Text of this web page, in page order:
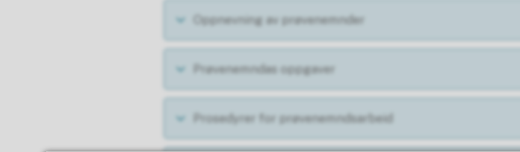
Oppnevning av prøvenemnder
Prøvenemndas oppgaver
Prosedyrer for prøvenemndsarbeid